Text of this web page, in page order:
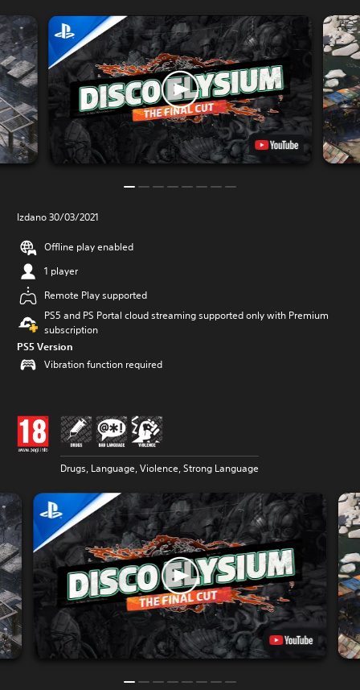
Izdano 30/03/2021
Offline play enabled
1 player
Remote Play supported
PS5 and PS Portal cloud streaming supported only with Premium
subscription
PS5 Version
Vibration function required
Drugs, Language, Violence, Strong Language